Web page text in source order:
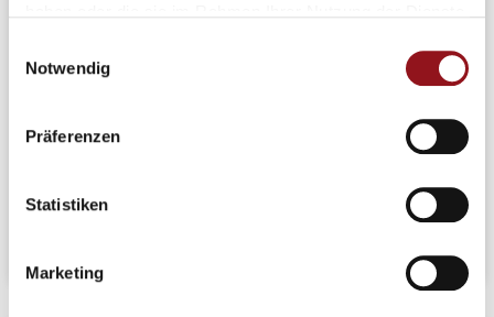
Notwendig
Präferenzen
Statistiken
Marketing
Wir freuen uns riesig, euch mitteilen zu können, dass
Wann? Was gibt’s zu essen? Bianca verzaubert
WEITERLESEN »